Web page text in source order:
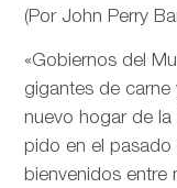
(Por John Perry
«Gobiernos del
gigantes de
nuevo hogar de
pido en el
bienvenidos entre